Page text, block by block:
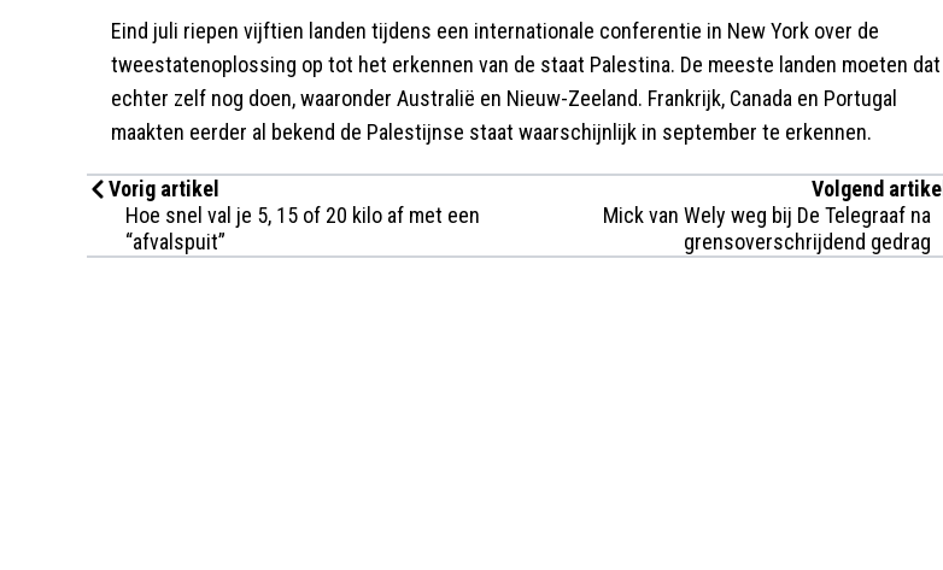
Eind juli riepen vijftien landen tijdens een internationale conferentie in New York over de
tweestatenoplossing op tot het erkennen van de staat Palestina. De meeste landen moeten dat
echter zelf nog doen, waaronder Australië en Nieuw-Zeeland. Frankrijk, Canada en Portugal
maakten eerder al bekend de Palestijnse staat waarschijnlijk in september te erkennen.
Vorig artikel
Hoe snel val je 5, 15 of 20 kilo af met een
“afvalspuit”
Volgend artikel
Mick van Wely weg bij De Telegraaf na
grensoverschrijdend gedrag